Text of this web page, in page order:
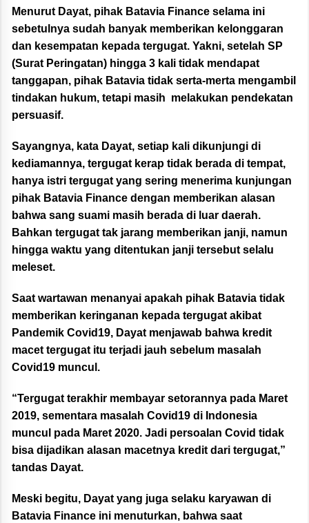
Menurut Dayat, pihak Batavia Finance selama ini
sebetulnya sudah banyak memberikan kelonggaran
dan kesempatan kepada tergugat. Yakni, setelah SP
(Surat Peringatan) hingga 3 kali tidak mendapat
tanggapan, pihak Batavia tidak serta-merta mengambil
tindakan hukum, tetapi masih melakukan pendekatan
persuasif.
Sayangnya, kata Dayat, setiap kali dikunjungi di
kediamannya, tergugat kerap tidak berada di tempat,
hanya istri tergugat yang sering menerima kunjungan
pihak Batavia Finance dengan memberikan alasan
bahwa sang suami masih berada di luar daerah.
Bahkan tergugat tak jarang memberikan janji, namun
hingga waktu yang ditentukan janji tersebut selalu
meleset.
Saat wartawan menanyai apakah pihak Batavia tidak
memberikan keringanan kepada tergugat akibat
Pandemik Covid19, Dayat menjawab bahwa kredit
macet tergugat itu terjadi jauh sebelum masalah
Covid19 muncul.
“Tergugat terakhir membayar setorannya pada Maret
2019, sementara masalah Covid19 di Indonesia
muncul pada Maret 2020. Jadi persoalan Covid tidak
bisa dijadikan alasan macetnya kredit dari tergugat,”
tandas Dayat.
Meski begitu, Dayat yang juga selaku karyawan di
Batavia Finance ini menuturkan, bahwa saat